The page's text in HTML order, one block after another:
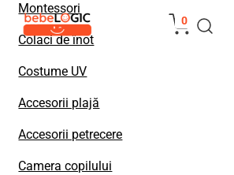
Montessori
Colaci de înot
Costume UV
Accesorii plajă
Accesorii petrecere
Camera copilului
0